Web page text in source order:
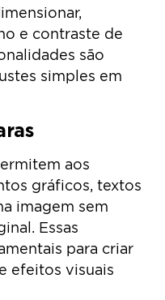
e contraste de
são
simples em
aos
gráficos, textos
imagem sem
Essas
para criar
efeitos visuais